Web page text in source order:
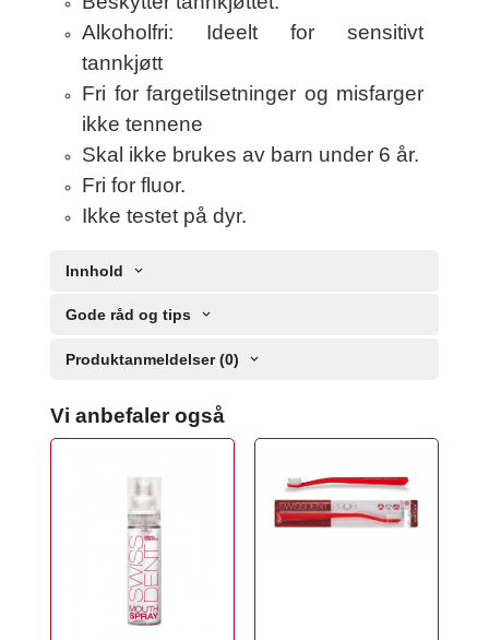
Alkoholfri: Ideelt for sensitivt
tannkjøtt
Fri for fargetilsetninger og misfarger
ikke tennene
Skal ikke brukes av barn under 6 år.
Fri for fluor.
Ikke testet på dyr.
Innhold
Gode råd og tips
Produktanmeldelser (0)
Vi anbefaler også